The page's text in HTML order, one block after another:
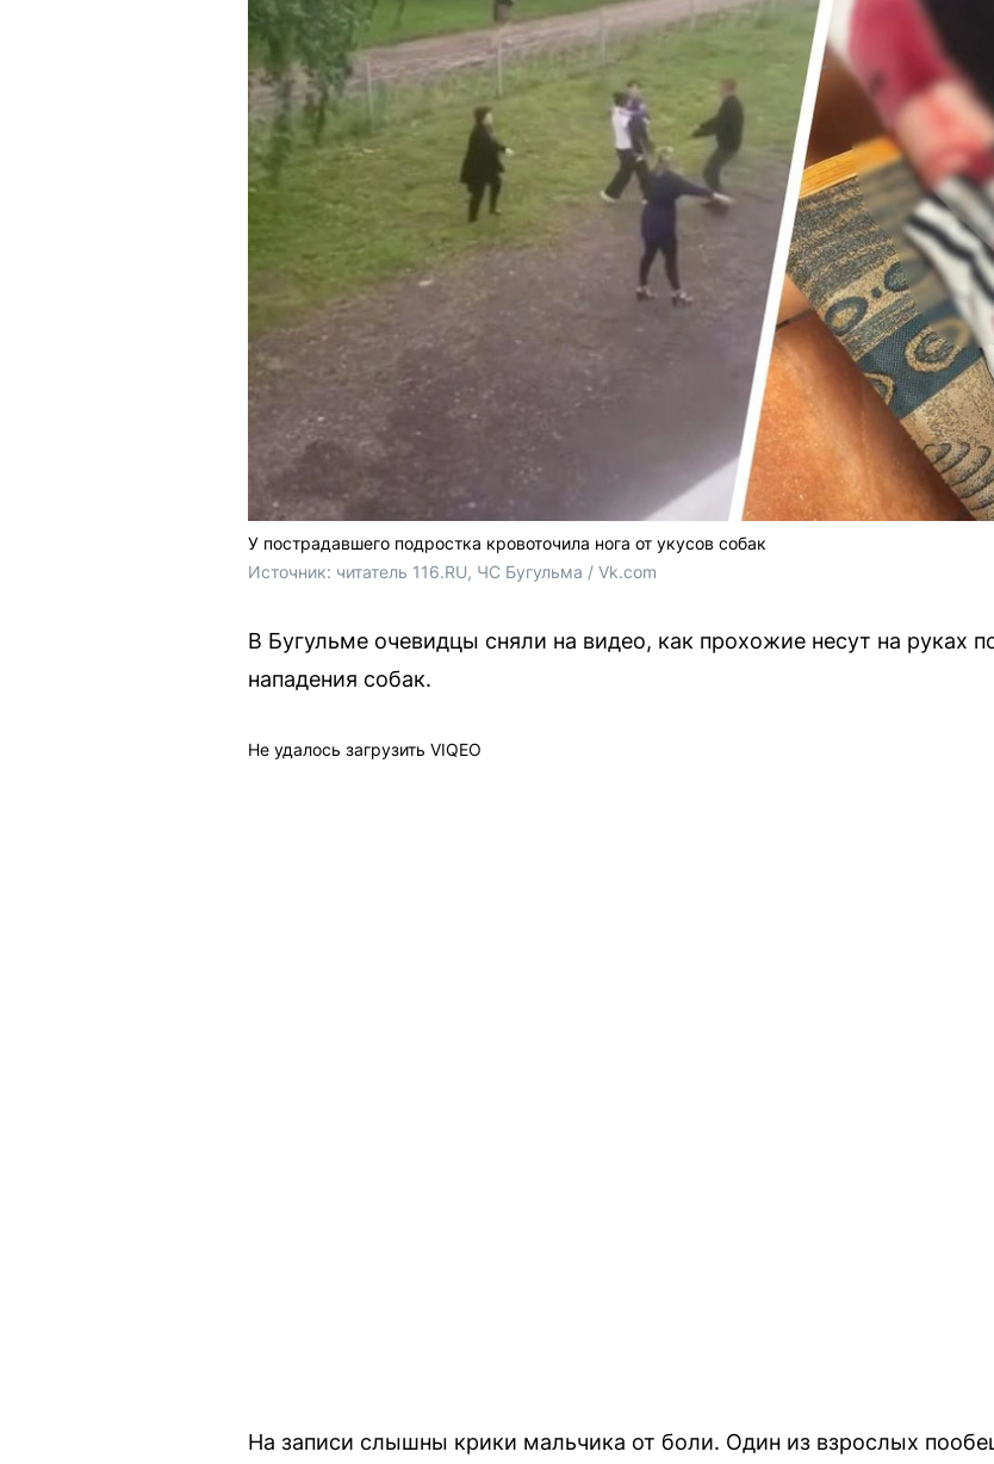
У пострадавшего подростка кровоточила нога от укусов собак
Источник: читатель 116.RU, ЧС Бугульма / Vk.com
В Бугульме очевидцы сняли на видео, как прохожие несут на руках
нападения собак.
Не удалось загрузить VIQEO
На записи слышны крики мальчика от боли. Один из взрослых